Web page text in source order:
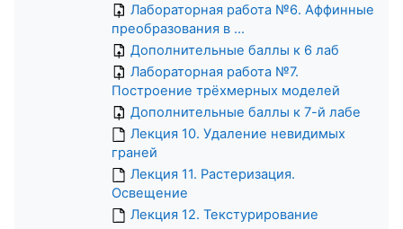
Лабораторная работа №6. Аффинные
преобразования в ...
Дополнительные баллы к 6 лаб
Лабораторная работа №7.
Построение трёхмерных моделей
Дополнительные баллы к 7-й лабе
Лекция 10. Удаление невидимых
граней
Лекция 11. Растеризация.
Освещение
Лекция 12. Текстурирование